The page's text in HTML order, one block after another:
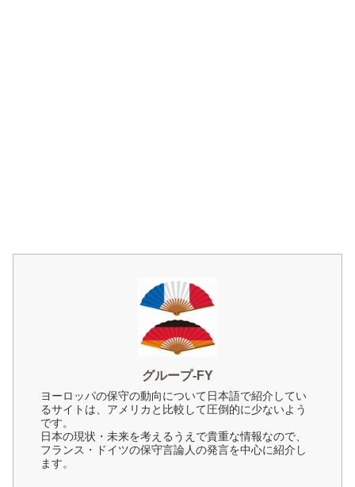
グループ-FY
ヨーロッパの保守の動向について日本語で紹介してい
るサイトは、アメリカと比較して圧倒的に少ないよう
です。
日本の現状・未来を考えるうえで貴重な情報なので、
フランス・ドイツの保守言論人の発言を中心に紹介し
ます。